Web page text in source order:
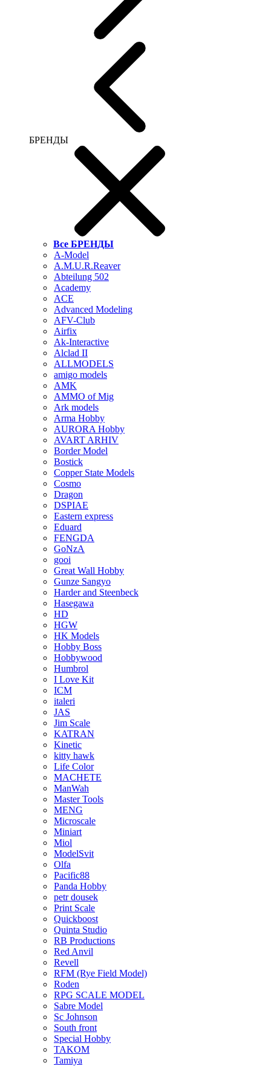
БРЕНДЫ
Все БРЕНДЫ
A-Model
A.M.U.R.Reaver
Abteilung 502
Academy
ACE
Advanced Modeling
AFV-Club
Airfix
Ak-Interactive
Alclad II
ALLMODELS
amigo models
AMK
AMMO of Mig
Ark models
Arma Hobby
AURORA Hobby
AVART ARHIV
Border Model
Bostick
Copper State Models
Cosmo
Dragon
DSPIAE
Eastern express
Eduard
FENGDA
GoNzA
gooi
Great Wall Hobby
Gunze Sangyo
Harder and Steenbeck
Hasegawa
HD
HGW
HK Models
Hobby Boss
Hobbywood
Humbrol
I Love Kit
ICM
italeri
JAS
Jim Scale
KATRAN
Kinetic
kitty hawk
Life Color
MACHETE
ManWah
Master Tools
MENG
Microscale
Miniart
Miol
ModelSvit
Olfa
Pacific88
Panda Hobby
petr dousek
Print Scale
Quickboost
Quinta Studio
RB Productions
Red Anvil
Revell
RFM (Rye Field Model)
Roden
RPG SCALE MODEL
Sabre Model
Sc Johnson
South front
Special Hobby
TAKOM
Tamiya